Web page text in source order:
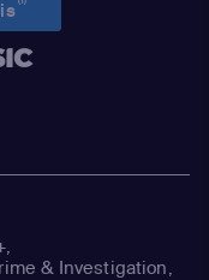
& Investigation,